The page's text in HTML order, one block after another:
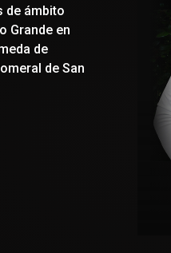
de ámbito
Grande en
de
de San